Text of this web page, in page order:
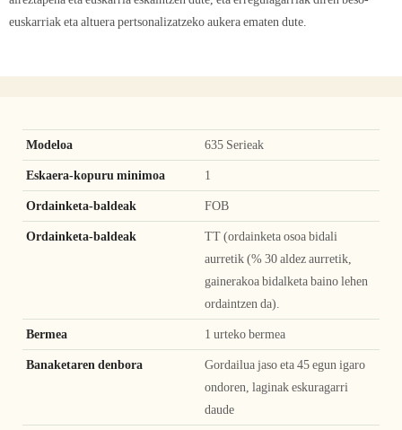
euskarriak eta altuera pertsonalizatzeko aukera ematen dute.
Modeloa 635 Serieak
Eskaera-kopuru minimoa 1
Ordainketa-baldeak FOB
Ordainketa-baldeak
TT (ordainketa osoa bidali
aurretik (% 30 aldez aurretik,
gainerakoa bidalketa baino lehen
ordaintzen da).
Bermea 1 urteko bermea
Banaketaren denbora
Gordailua jaso eta 45 egun igaro
ondoren, laginak eskuragarri
daude